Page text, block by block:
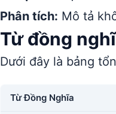
Phân tích: Mô tả
Từ đồng
Dưới đây là bảng
Từ Đồng Nghĩa